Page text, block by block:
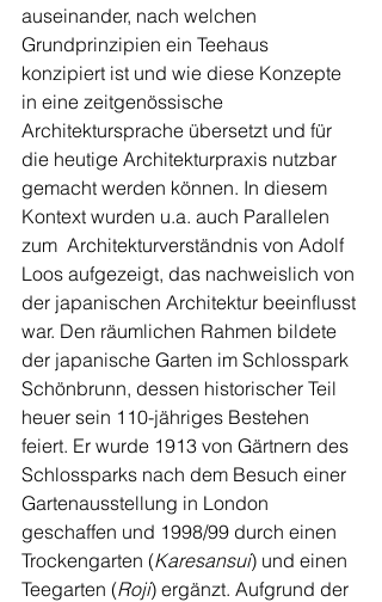
auseinander, nach welchen
Grundprinzipien ein Teehaus
konzipiert ist und wie diese Konzepte
in eine zeitgenössische
Architektursprache übersetzt und für
die heutige Architekturpraxis nutzbar
gemacht werden können. In diesem
Kontext wurden u.a. auch Parallelen
zum  Architekturverständnis von Adolf
Loos aufgezeigt, das nachweislich von
der japanischen Architektur beeinflusst
war. Den räumlichen Rahmen bildete
der japanische Garten im Schlosspark
Schönbrunn, dessen historischer Teil
heuer sein 110-jähriges Bestehen
feiert. Er wurde 1913 von Gärtnern des
Schlossparks nach dem Besuch einer
Gartenausstellung in London
geschaffen und 1998/99 durch einen
Trockengarten (Karesansui) und einen
Teegarten (Roji) ergänzt. Aufgrund der